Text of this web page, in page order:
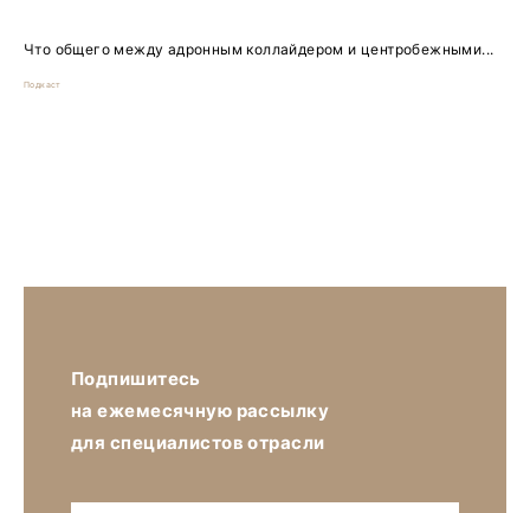
Что общего между адронным коллайдером и центробежными...
Подкаст
Подпишитесь
на ежемесячную рассылку
для специалистов отрасли